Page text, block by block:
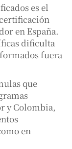
es el
en España.
dificulta
fuera
que
y Colombia,
en